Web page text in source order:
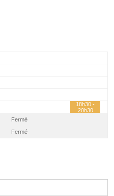
18h30 -
20h30
Fermé
Fermé